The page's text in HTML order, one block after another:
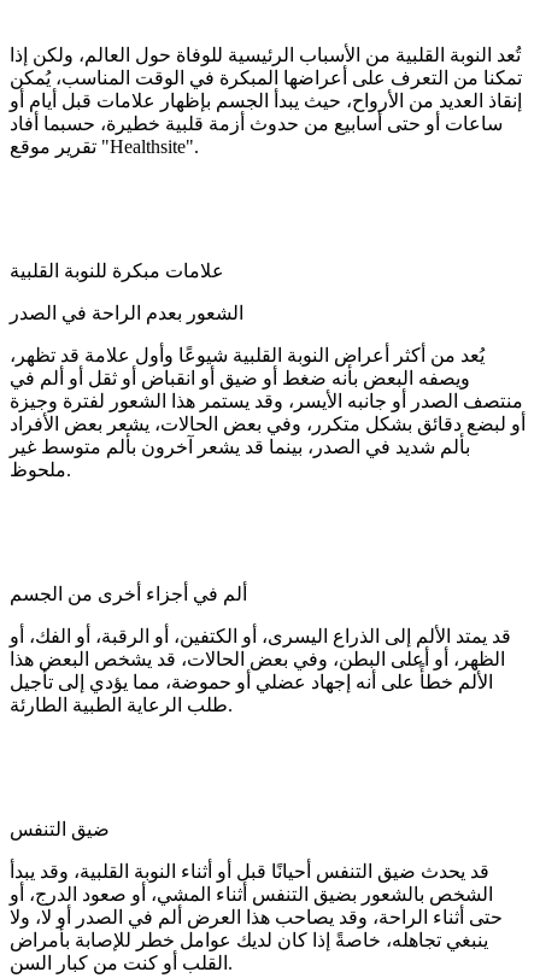
تُعد النوبة القلبية من الأسباب الرئيسية للوفاة حول العالم، ولكن إذا
تمكنا من التعرف على أعراضها المبكرة في الوقت المناسب، يُمكن
إنقاذ العديد من الأرواح، حيث يبدأ الجسم بإظهار علامات قبل أيام أو
ساعات أو حتى أسابيع من حدوث أزمة قلبية خطيرة، حسبما أفاد
تقرير موقع "Healthsite".
علامات مبكرة للنوبة القلبية
الشعور بعدم الراحة في الصدر
يُعد من أكثر أعراض النوبة القلبية شيوعًا وأول علامة قد تظهر،
ويصفه البعض بأنه ضغط أو ضيق أو انقباض أو ثقل أو ألم في
منتصف الصدر أو جانبه الأيسر، وقد يستمر هذا الشعور لفترة وجيزة
أو لبضع دقائق بشكل متكرر، وفي بعض الحالات، يشعر بعض الأفراد
بألم شديد في الصدر، بينما قد يشعر آخرون بألم متوسط غير
ملحوظ.
ألم في أجزاء أخرى من الجسم
قد يمتد الألم إلى الذراع اليسرى، أو الكتفين، أو الرقبة، أو الفك، أو
الظهر، أو أعلى البطن، وفي بعض الحالات، قد يشخص البعض هذا
الألم خطأً على أنه إجهاد عضلي أو حموضة، مما يؤدي إلى تأجيل
طلب الرعاية الطبية الطارئة.
ضيق التنفس
قد يحدث ضيق التنفس أحيانًا قبل أو أثناء النوبة القلبية، وقد يبدأ
الشخص بالشعور بضيق التنفس أثناء المشي، أو صعود الدرج، أو
حتى أثناء الراحة، وقد يصاحب هذا العرض ألم في الصدر أو لا، ولا
ينبغي تجاهله، خاصةً إذا كان لديك عوامل خطر للإصابة بأمراض
القلب أو كنت من كبار السن.